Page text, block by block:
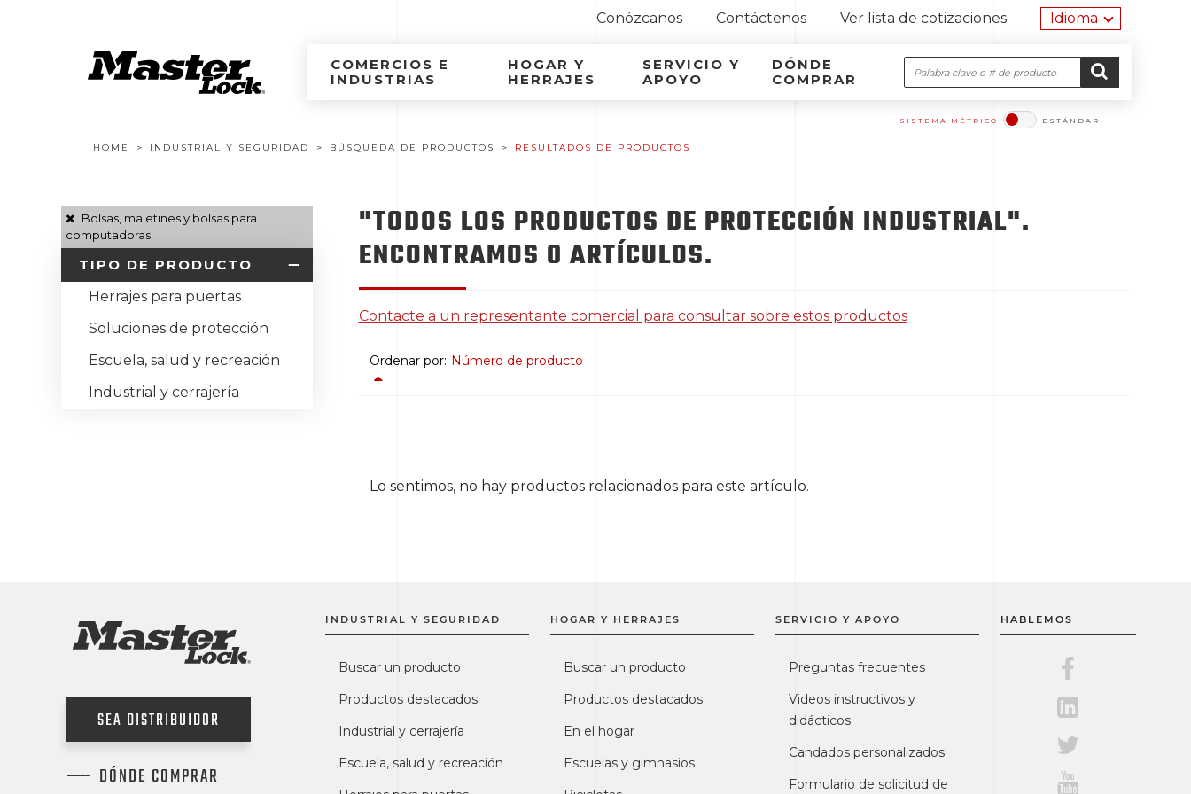
Ir al contenido
Conózcanos Contáctenos Ver lista de cotizaciones Idioma
Navegación por el sitio
Ir al contenido
COMERCIOS E
INDUSTRIAS
HOGAR Y
HERRAJES
SERVICIO Y
APOYO
DÓNDE
COMPRAR
Buscar
HOME INDUSTRIAL Y SEGURIDAD BÚSQUEDA DE PRODUCTOS RESULTADOS DE PRODUCTOS
SISTEMA MÉTRICO ESTÁNDAR​​​​​​​
Bolsas, maletines y bolsas para
computadoras
TIPO DE PRODUCTO
Herrajes para puertas
Soluciones de protección
Escuela, salud y recreación
Industrial y cerrajería
"TODOS LOS PRODUCTOS DE PROTECCIÓN INDUSTRIAL".
ENCONTRAMOS 0 ARTÍCULOS.
Contacte a un representante comercial para consultar sobre estos productos
Ordenar por: Número de producto
Lo sentimos, no hay productos relacionados para este artículo.
SEA DISTRIBUIDOR
DÓNDE COMPRAR
INDUSTRIAL Y SEGURIDAD
Buscar un producto
Productos destacados
Industrial y cerrajería
Escuela, salud y recreación
HOGAR Y HERRAJES
Buscar un producto
Productos destacados
En el hogar
Escuelas y gimnasios
SERVICIO Y APOYO
Preguntas frecuentes
Videos instructivos y
didácticos
Candados personalizados
Formulario de solicitud de
HABLEMOS
Master Lock en